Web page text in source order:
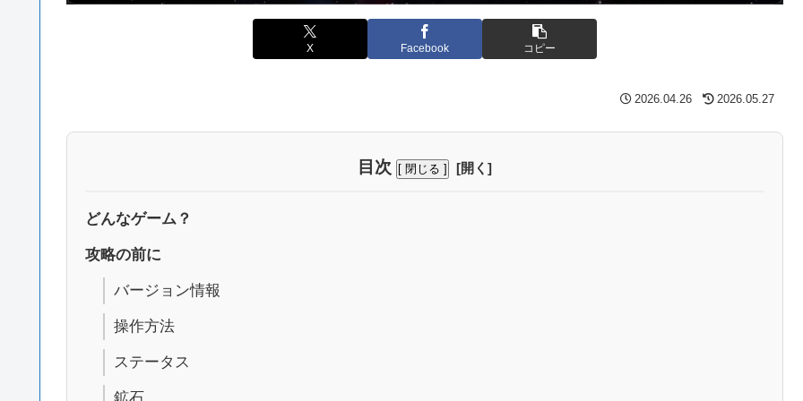
X Facebook コピー
2026.04.26 2026.05.27
目次 [ 閉じる ]
どんなゲーム？
攻略の前に
バージョン情報
操作方法
ステータス